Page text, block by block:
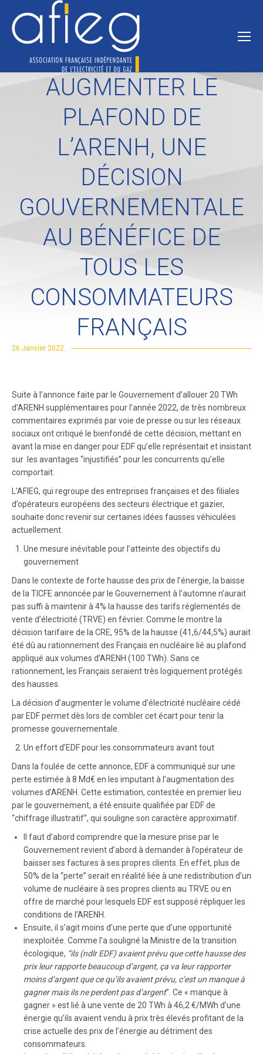
AUGMENTER LE
PLAFOND DE
L’ARENH, UNE
DÉCISION
GOUVERNEMENTALE
AU BÉNÉFICE DE
TOUS LES
CONSOMMATEURS
FRANÇAIS
26 Janvier 2022
Suite à l’annonce faite par le Gouvernement d’allouer 20 TWh
d’ARENH supplémentaires pour l’année 2022, de très nombreux
commentaires exprimés par voie de presse ou sur les réseaux
sociaux ont critiqué le bienfondé de cette décision, mettant en
avant la mise en danger pour EDF qu’elle représentait et insistant
sur les avantages “injustifiés” pour les concurrents qu’elle
comportait.
L’AFIEG, qui regroupe des entreprises françaises et des filiales
d’opérateurs européens des secteurs électrique et gazier,
souhaite donc revenir sur certaines idées fausses véhiculées
actuellement.
Une mesure inévitable pour l’atteinte des objectifs du
gouvernement
Dans le contexte de forte hausse des prix de l’énergie, la baisse
de la TICFE annoncée par le Gouvernement à l’automne n’aurait
pas suffi à maintenir à 4% la hausse des tarifs réglementés de
vente d’électricité (TRVE) en février. Comme le montre la
décision tarifaire de la CRE, 95% de la hausse (41,6/44,5%) aurait
été dû au rationnement des Français en nucléaire lié au plafond
appliqué aux volumes d’ARENH (100 TWh). Sans ce
rationnement, les Français seraient très logiquement protégés
des hausses.
La décision d’augmenter le volume d’électricité nucléaire cédé
par EDF permet dès lors de combler cet écart pour tenir la
promesse gouvernementale.
Un effort d’EDF pour les consommateurs avant tout
Dans la foulée de cette annonce, EDF a communiqué sur une
perte estimée à 8 Md€ en les imputant à l’augmentation des
volumes d’ARENH. Cette estimation, contestée en premier lieu
par le gouvernement, a été ensuite qualifiée par EDF de
“chiffrage illustratif”, qui souligne son caractère approximatif.
Il faut d’abord comprendre que la mesure prise par le
Gouvernement revient d’abord à demander à l’opérateur de
baisser ses factures à ses propres clients. En effet, plus de
50% de la “perte” serait en réalité liée à une redistribution d’un
volume de nucléaire à ses propres clients au TRVE ou en
offre de marché pour lesquels EDF est supposé répliquer les
conditions de l’ARENH.
Ensuite, il s’agit moins d’une perte que d’une opportunité
inexploitée. Comme l’a souligné la Ministre de la transition
écologique, “ils (ndlr EDF) avaient prévu que cette hausse des
prix leur rapporte beaucoup d’argent, ça va leur rapporter
moins d’argent que ce qu’ils avaient prévu, c’est un manque à
gagner mais ils ne perdent pas d’argent”. Ce « manque à
gagner » est lié à une vente de 20 TWh à 46,2 €/MWh d’une
énergie qu’ils avaient vendu à prix très élevés profitant de la
crise actuelle des prix de l’énergie au détriment des
consommateurs.